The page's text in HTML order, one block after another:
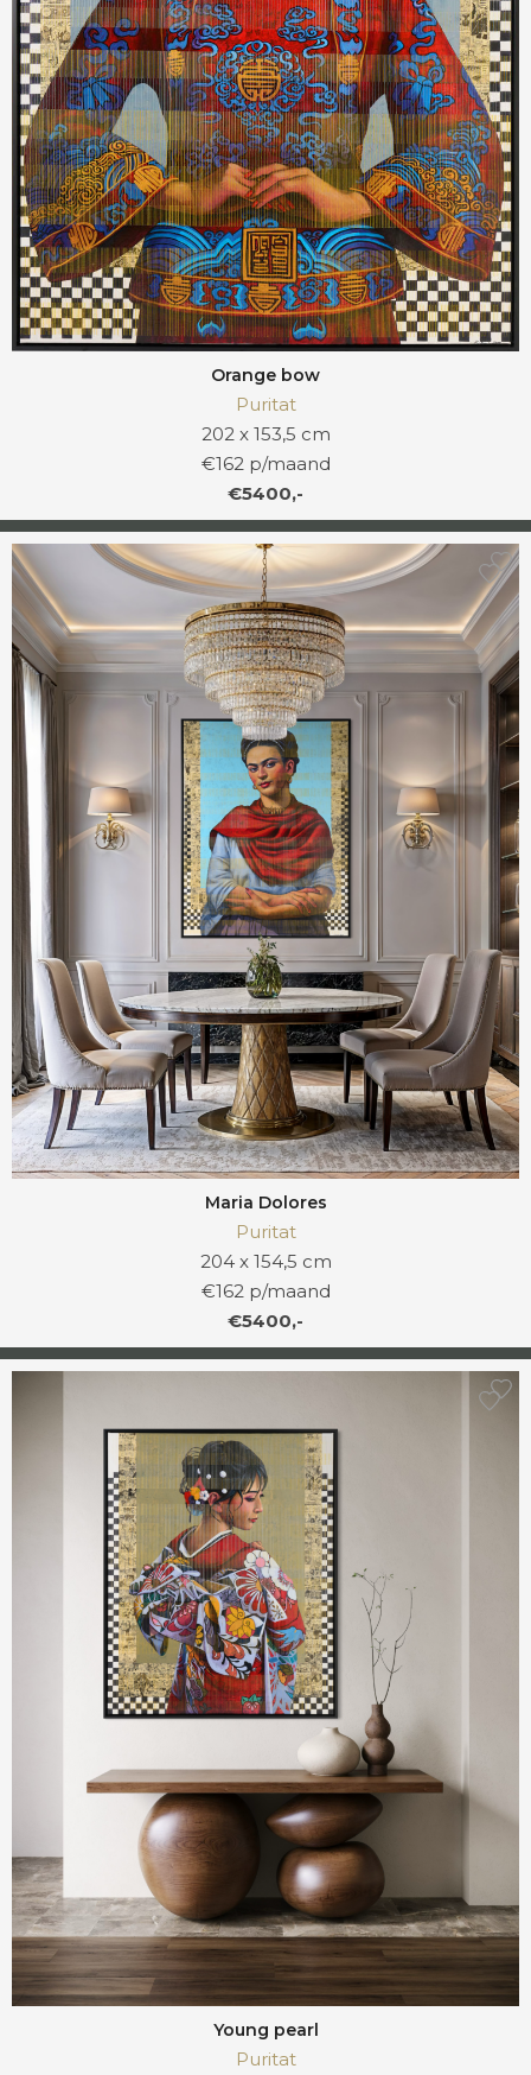
Orange bow
Puritat
202 x 153,5 cm
€162 p/maand
€5400,-
Maria Dolores
Puritat
204 x 154,5 cm
€162 p/maand
€5400,-
Young pearl
Puritat